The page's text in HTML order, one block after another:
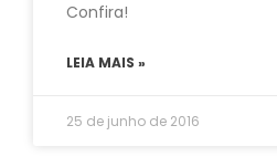
Confira!
LEIA MAIS »
25 de junho de 2016